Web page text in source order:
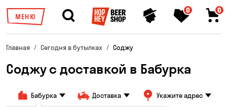
МЕНЮ
0 0
Главная Сегодня в бутылках Соджу
Соджу с доставкой в Бабурка
Бабурка Доставка Укажите адрес